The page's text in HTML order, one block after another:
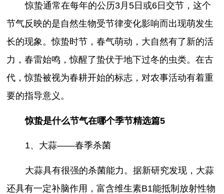
惊蛰通常在每年的公历3月5日或6日交节，这个
节气反映的是自然生物受节律变化影响而出现萌发生
长的现象。惊蛰时节，春气萌动，大自然有了新的活
力，春雷始鸣，惊醒了蛰伏于地下过冬的虫类。在古
代，惊蛰被视为春耕开始的标志，对农事活动有着重
要的指导意义。
惊蛰是什么节气在哪个季节精选篇5
1、大蒜——春季杀菌
大蒜具有很强的杀菌能力。据新研究发现，大蒜
还具有一定补脑作用，富含维生素B1能抵制放射性物